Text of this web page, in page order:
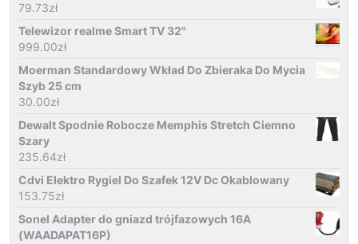
79.73zł
Telewizor realme Smart TV 32"
999.00zł
Moerman Standardowy Wkład Do Zbieraka Do Mycia
Szyb 25 cm
30.00zł
Dewalt Spodnie Robocze Memphis Stretch Ciemno
Szary
235.64zł
Cdvi Elektro Rygiel Do Szafek 12V Dc Okablowany
153.75zł
Sonel Adapter do gniazd trójfazowych 16A
(WAADAPAT16P)